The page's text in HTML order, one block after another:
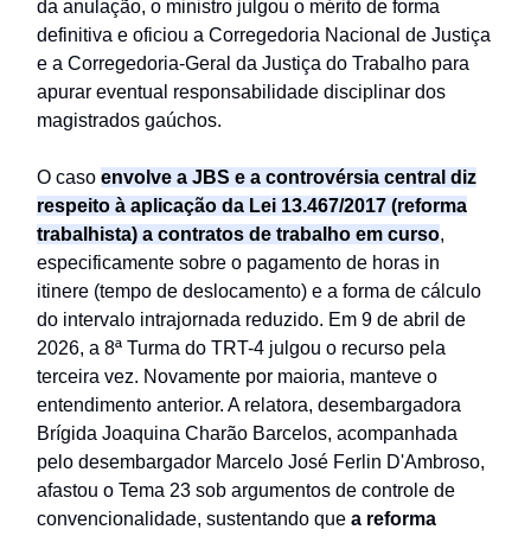
da anulação, o ministro julgou o mérito de forma
definitiva e oficiou a Corregedoria Nacional de Justiça
e a Corregedoria-Geral da Justiça do Trabalho para
apurar eventual responsabilidade disciplinar dos
magistrados gaúchos.
O caso envolve a JBS e a controvérsia central diz
respeito à aplicação da Lei 13.467/2017 (reforma
trabalhista) a contratos de trabalho em curso,
especificamente sobre o pagamento de horas in
itinere (tempo de deslocamento) e a forma de cálculo
do intervalo intrajornada reduzido. Em 9 de abril de
2026, a 8ª Turma do TRT-4 julgou o recurso pela
terceira vez. Novamente por maioria, manteve o
entendimento anterior. A relatora, desembargadora
Brígida Joaquina Charão Barcelos, acompanhada
pelo desembargador Marcelo José Ferlin D'Ambroso,
afastou o Tema 23 sob argumentos de controle de
convencionalidade, sustentando que a reforma